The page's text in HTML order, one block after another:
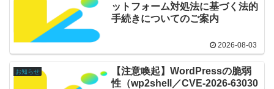
ットフォーム対処法に基づく法的
手続きについてのご案内
2026-08-03
お知らせ
【注意喚起】WordPressの脆弱
性（wp2shell／CVE-2026-63030